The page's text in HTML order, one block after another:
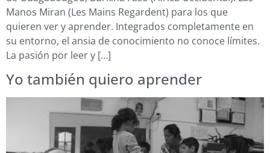
Manos Miran (Les Mains Regardent) para los que
quieren ver y aprender. Integrados completamente en
su entorno, el ansia de conocimiento no conoce límites.
La pasión por leer y […]
Yo también quiero aprender